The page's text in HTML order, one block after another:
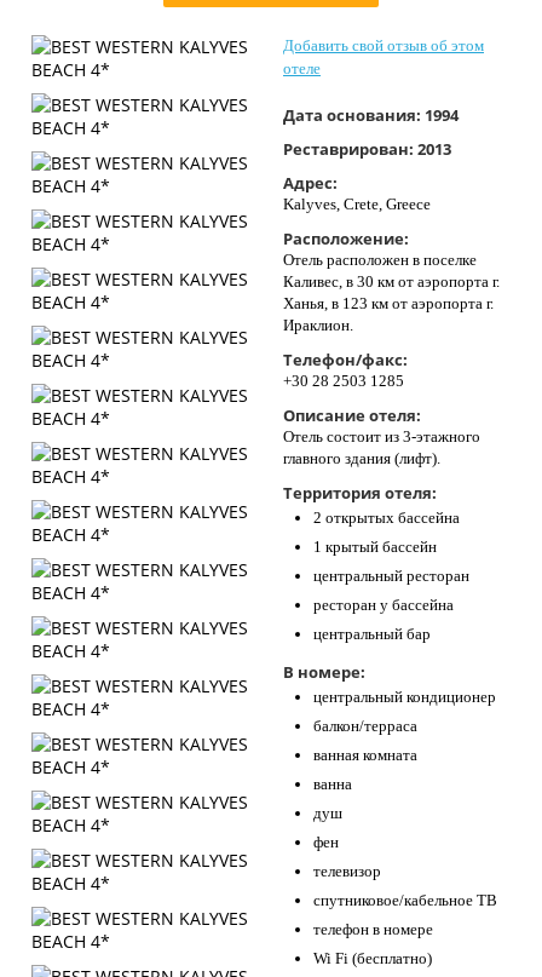
Контакты
Добавить свой отзыв об этом
отеле
Дата основания: 1994
Реставрирован: 2013
Адрес:
Kalyves, Crete, Greece
Расположение:
Отель расположен в поселке
Каливес, в 30 км от аэропорта г.
Ханья, в 123 км от аэропорта г.
Ираклион.
Телефон/факс:
+30 28 2503 1285
Описание отеля:
Отель состоит из 3-этажного
главного здания (лифт).
Территория отеля:
2 открытых бассейна
1 крытый бассейн
центральный ресторан
ресторан у бассейна
центральный бар
В номере:
центральный кондиционер
балкон/терраса
ванная комната
ванна
душ
фен
телевизор
спутниковое/кабельное ТВ
телефон в номере
Wi Fi (бесплатно)